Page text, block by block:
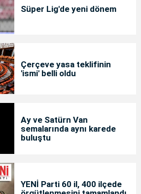
Süper Lig'de yeni dönem
Çerçeve yasa teklifinin
'ismi' belli oldu
Ay ve Satürn Van
semalarında aynı karede
buluştu
YENİ Parti 60 il, 400 ilçede